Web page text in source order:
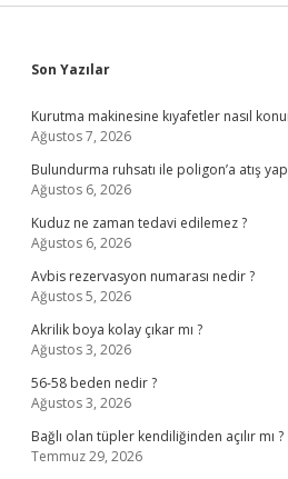
Sidebar
Son Yazılar
Kurutma makinesine kıyafetler nasıl
Ağustos 7, 2026
Bulundurma ruhsatı ile poligon’a atış
Ağustos 6, 2026
Kuduz ne zaman tedavi edilemez ?
Ağustos 6, 2026
Avbis rezervasyon numarası nedir ?
Ağustos 5, 2026
Akrilik boya kolay çıkar mı ?
Ağustos 3, 2026
56-58 beden nedir ?
Ağustos 3, 2026
Bağlı olan tüpler kendiliğinden açılır mı ?
Temmuz 29, 2026